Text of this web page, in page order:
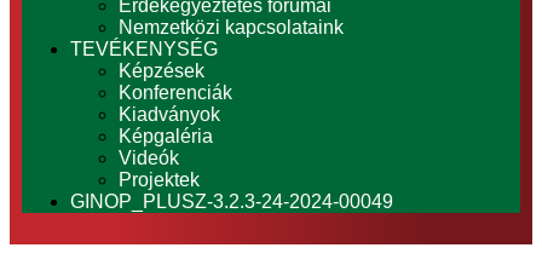
Érdekegyeztetés fórumai
Nemzetközi kapcsolataink
TEVÉKENYSÉG
Képzések
Konferenciák
Kiadványok
Képgaléria
Videók
Projektek
GINOP_PLUSZ-3.2.3-24-2024-00049